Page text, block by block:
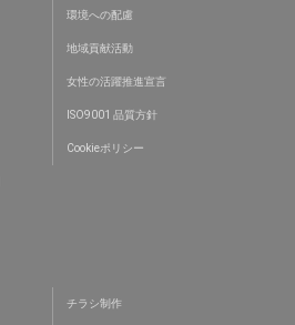
環境への配慮
地域貢献活動
女性の活躍推進宣言
ISO9001 品質方針
Cookieポリシー
チラシ制作